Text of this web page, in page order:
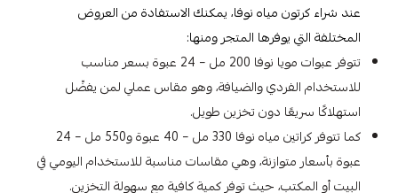
عند شراء كرتون مياه نوفا، يمكنك الاستفادة من العروض
المختلفة التي يوفرها المتجر ومنها:
تتوفر عبوات مويا نوفا 200 مل – 24 عبوة بسعر مناسب
للاستخدام الفردي والضيافة، وهو مقاس عملي لمن يفضّل
استهلاكًا سريعًا دون تخزين طويل.
كما تتوفر كراتين مياه نوفا 330 مل – 40 عبوة و550 مل – 24
عبوة بأسعار متوازنة، وهي مقاسات مناسبة للاستخدام اليومي في
البيت أو المكتب، حيث توفر كمية كافية مع سهولة التخزين.